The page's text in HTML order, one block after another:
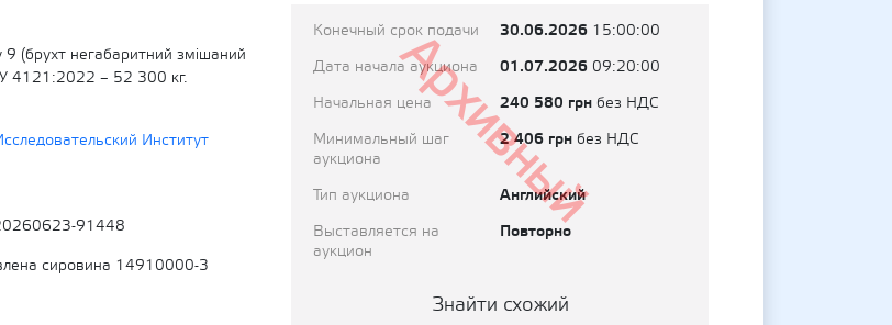
9 (брухт негабаритний змішаний
4121:2022 – 52 300 кг.
Институт
91448
сировина 14910000-3
Архивный
Конечный срок подачи 30.06.2026 15:00:00
Дата начала аукциона
01.07.2026 09:20:00
Начальная цена
240 580 грн без НДС
Минимальный шаг
аукциона
2 406 грн без НДС
Тип аукциона Английский
Выставляется на
аукцион
Повторно
Знайти схожий